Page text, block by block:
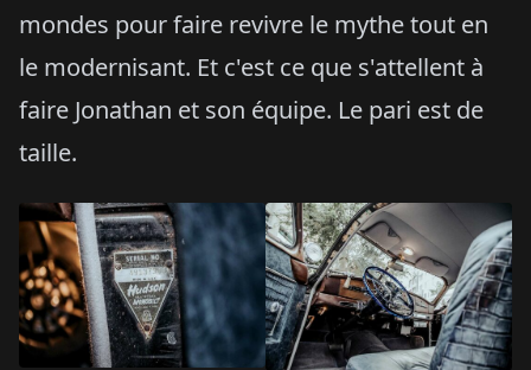
mondes pour faire revivre le mythe tout en
le modernisant. Et c'est ce que s'attellent à
faire Jonathan et son équipe. Le pari est de
taille.